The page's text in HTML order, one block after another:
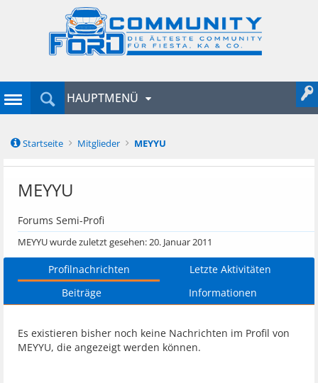
Startseite Mitglieder MEYYU
MEYYU
Forums Semi-Profi
MEYYU wurde zuletzt gesehen:20. Januar 2011
Profilnachrichten
Letzte Aktivitäten
Beiträge
Informationen
Es existieren bisher noch keine Nachrichten im Profil von
MEYYU, die angezeigt werden können.
HAUPTMENÜ